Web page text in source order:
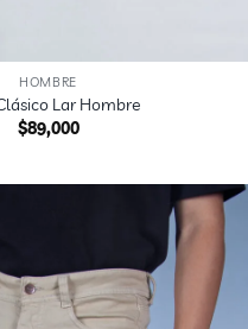
HOMBRE
Lar Hombre
$89,000